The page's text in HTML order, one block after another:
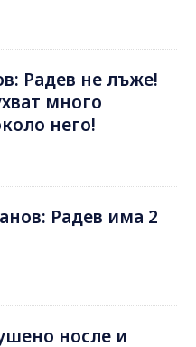
Радев не лъже!
много
него!
Радев има 2
носле и